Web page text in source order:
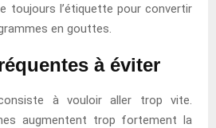
toujours l’étiquette pour convertir
en gouttes.
à éviter
à vouloir aller trop vite.
augmentent trop fortement la